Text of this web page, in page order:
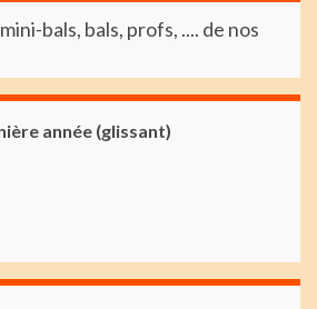
bals, bals, profs, .... de nos
année (glissant)